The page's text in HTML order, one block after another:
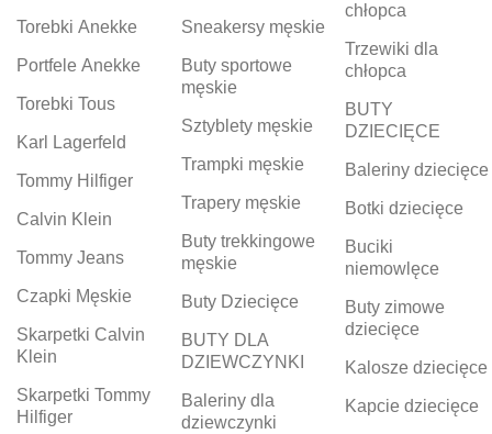
Torebki Anekke
Portfele Anekke
Torebki Tous
Karl Lagerfeld
Tommy Hilfiger
Calvin Klein
Tommy Jeans
Czapki Męskie
Skarpetki Calvin
Klein
Skarpetki Tommy
Hilfiger
Sneakersy męskie
Buty sportowe
męskie
Sztyblety męskie
Trampki męskie
Trapery męskie
Buty trekkingowe
męskie
Buty Dziecięce
BUTY DLA
DZIEWCZYNKI
Baleriny dla
dziewczynki
chłopca
Trzewiki dla
chłopca
BUTY
DZIECIĘCE
Baleriny dziecięce
Botki dziecięce
Buciki
niemowlęce
Buty zimowe
dziecięce
Kalosze dziecięce
Kapcie dziecięce